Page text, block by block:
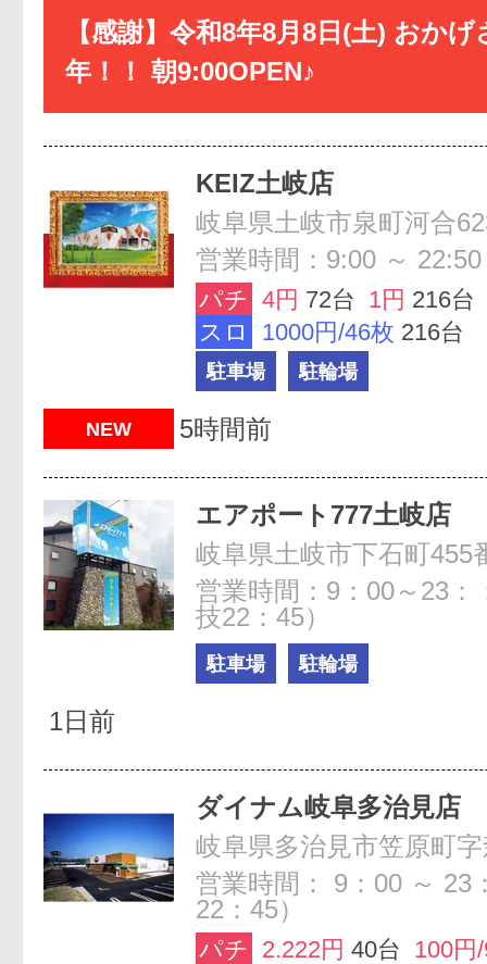
【感謝】令和8年8月8日(土) おか
年！！ 朝9:00OPEN♪
KEIZ土岐店
岐阜県土岐市泉町河合
営業時間：9:00 ～ 22:50
パチ 4円 72台 1円 216台
スロ
1000円/46枚 216台
駐車場 駐輪場
NEW 5時間前
エアポート777土岐店
岐阜県土岐市下石町455
営業時間：9：00～23：
技22：45）
駐車場 駐輪場
1日前
ダイナム岐阜多治見店
営業時間： 9：00 ～ 23
22：45）
パチ 2.222円 40台 100円